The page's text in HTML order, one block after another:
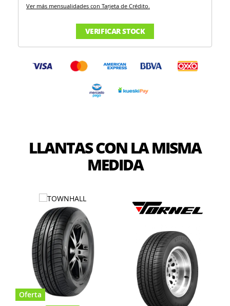
Ver más mensualidades con Tarjeta de Crédito.
VERIFICAR STOCK
LLANTAS CON LA MISMA
MEDIDA
Oferta